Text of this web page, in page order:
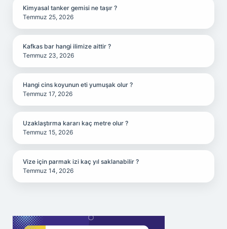
Kimyasal tanker gemisi ne taşır ?
Temmuz 25, 2026
Kafkas bar hangi ilimize aittir ?
Temmuz 23, 2026
Hangi cins koyunun eti yumuşak olur ?
Temmuz 17, 2026
Uzaklaştırma kararı kaç metre olur ?
Temmuz 15, 2026
Vize için parmak izi kaç yıl saklanabilir ?
Temmuz 14, 2026